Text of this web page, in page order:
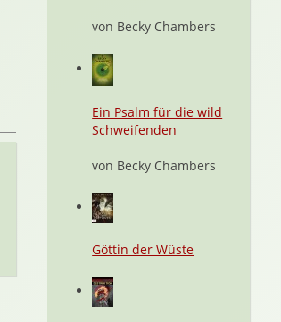
von Becky Chambers
Ein Psalm für die wild
Schweifenden
von Becky Chambers
Göttin der Wüste